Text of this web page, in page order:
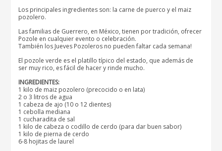
Los principales ingredientes son: la carne de puerco y el maiz
pozolero.
Las familias de Guerrero, en México, tienen por tradición, ofrecer
Pozole en cualquier evento o celebración.
También los Jueves Pozoleros no pueden faltar cada semana!
El pozole verde es el platillo típico del estado, que además de
ser muy rico, es fácil de hacer y rinde mucho.
INGREDIENTES:
1 kilo de maiz pozolero (precocido o en lata)
2 o 3 litros de agua
1 cabeza de ajo (10 o 12 dientes)
1 cebolla mediana
1 cucharadita de sal
1 kilo de cabeza o codillo de cerdo (para dar buen sabor)
1 kilo de pierna de cerdo
6-8 hojitas de laurel